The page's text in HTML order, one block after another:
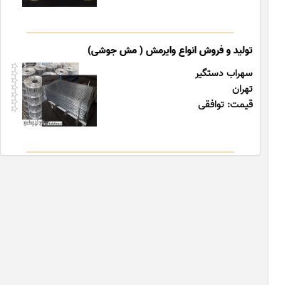
تولید و فروش انواع وایرمش ( مش جوشی)
سهراب دستگیر
تهران
قیمت: توافقی